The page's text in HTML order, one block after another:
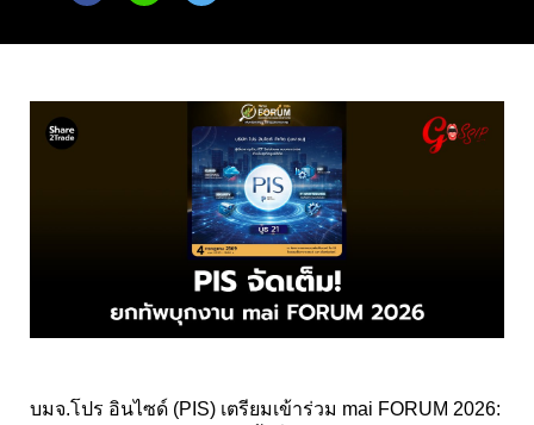
บมจ.โปร อินไซด์ (PIS) เตรียมเข้าร่วม mai FORUM 2026: